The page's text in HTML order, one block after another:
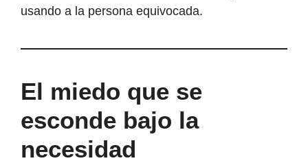
usando a la persona equivocada.
El miedo que se
esconde bajo la
necesidad